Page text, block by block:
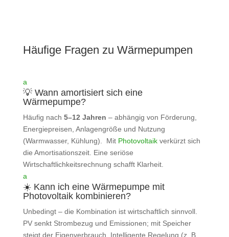
Häufige Fragen zu Wärmepumpen
a
💡 Wann amortisiert sich eine
Wärmepumpe?
Häufig nach 5–12 Jahren – abhängig von Förderung,
Energiepreisen, Anlagengröße und Nutzung
(Warmwasser, Kühlung). Mit Photovoltaikverkürzt sich
die Amortisationszeit. Eine seriöse
Wirtschaftlichkeitsrechnung schafft Klarheit.
a
☀️ Kann ich eine Wärmepumpe mit
Photovoltaik kombinieren?
Unbedingt – die Kombination ist wirtschaftlich sinnvoll.
PV senkt Strombezug und Emissionen; mit Speicher
steigt der Eigenverbrauch. Intelligente Regelung (z. B.